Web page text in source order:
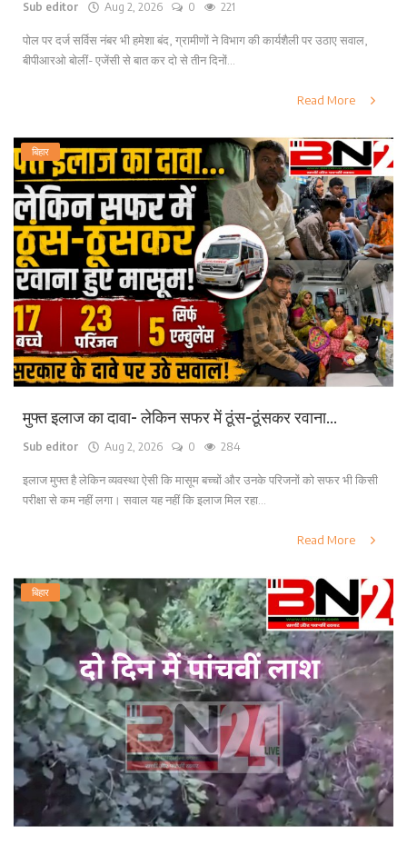
Sub editor Aug 2, 2026 0 221
पोल पर दर्ज सर्विस नंबर भी हमेशा बंद, ग्रामीणों ने विभाग की कार्यशैली पर उठाए सवाल,
बीपीआरओ बोलीं- एजेंसी से बात कर दो से तीन दिनों...
Read More
बिहार
मुफ्त इलाज का दावा- लेकिन सफर में ठूंस-ठूंसकर रवाना...
Sub editor Aug 2, 2026 0 284
इलाज मुफ्त है लेकिन व्यवस्था ऐसी कि मासूम बच्चों और उनके परिजनों को सफर भी किसी
परीक्षा से कम नहीं लगा। सवाल यह नहीं कि इलाज मिल रहा...
Read More
बिहार